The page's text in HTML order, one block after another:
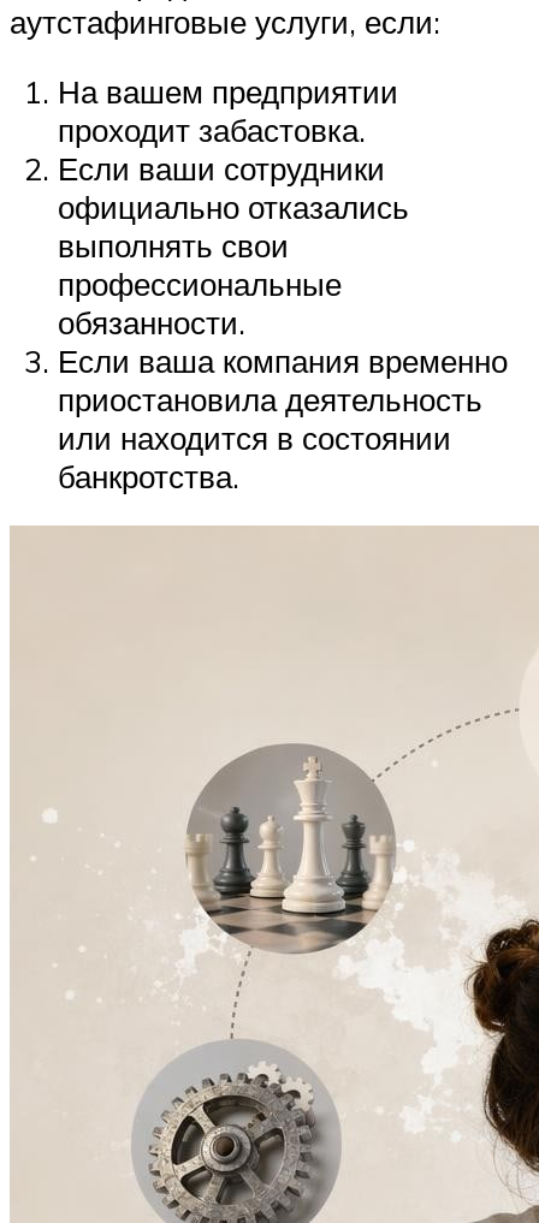
аутстафинговые услуги, если:
На вашем предприятии
проходит забастовка.
Если ваши сотрудники
официально отказались
выполнять свои
профессиональные
обязанности.
Если ваша компания временно
приостановила деятельность
или находится в состоянии
банкротства.